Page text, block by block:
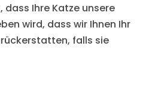
dass Ihre Katze unsere
wird, dass wir Ihnen Ihr
falls sie